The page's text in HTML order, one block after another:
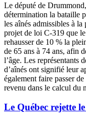
Le député de
détermination la bataille
les aînés admissibles à
projet de loi C-319 que
rehausser de 10 % la
de 65 ans à 74 ans, afin
l’âge. Les représentants
d’aînés ont signifié leur
également faire passer
revenu dans le calcul du
Le Québec rejette